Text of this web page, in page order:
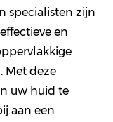
specialisten zijn
en
Met deze
uw huid te
aan een